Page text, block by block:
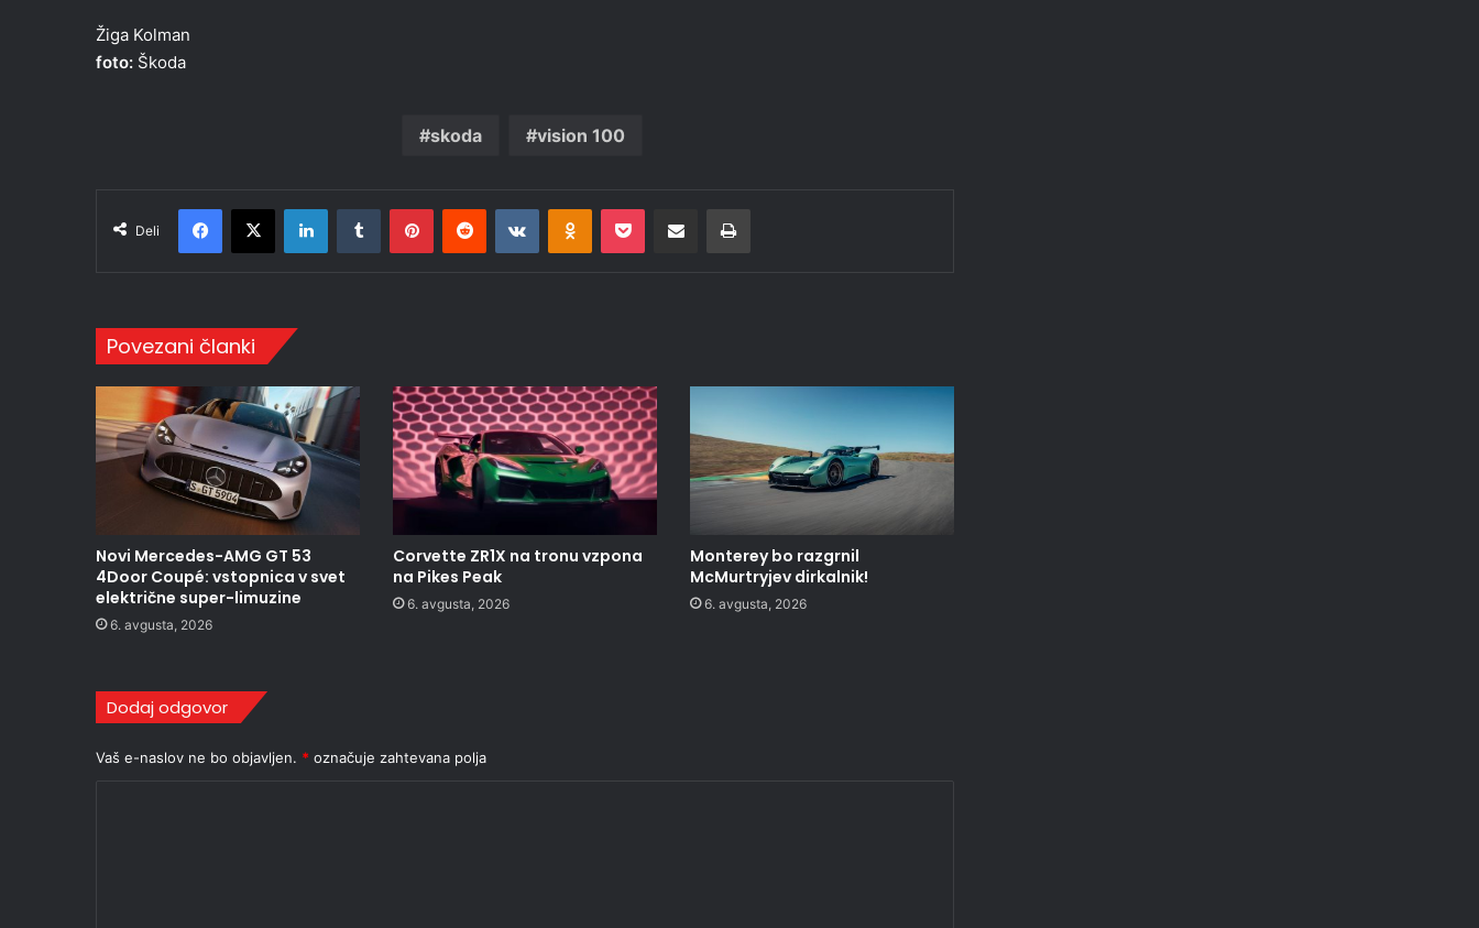
Žiga Kolman
foto: Škoda
skoda vision 100
Deli
Facebook
X LinkedInTumblr PinterestReddit VKontakteOdnoklassniki
Pocket Deli po epošti Natisni
Povezani članki
Novi Mercedes-AMG GT 53
4Door Coupé: vstopnica v svet
električne super-limuzine
6. avgusta, 2026
Corvette ZR1X na tronu vzpona
na Pikes Peak
6. avgusta, 2026
Monterey bo razgrnil
McMurtryjev dirkalnik!
6. avgusta, 2026
Dodaj odgovor
Vaš e-naslov ne bo objavljen. * označuje zahtevana polja